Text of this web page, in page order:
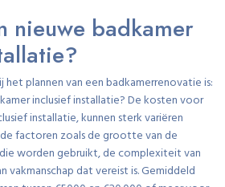
nieuwe badkamer
plannen van een badkamerrenovatie is:
inclusief installatie? De kosten voor
installatie, kunnen sterk variëren
factoren zoals de grootte van de
worden gebruikt, de complexiteit van
vakmanschap dat vereist is. Gemiddeld